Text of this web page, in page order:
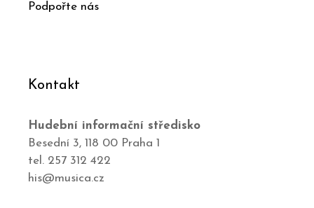
Podpořte nás
Kontakt
Hudební informační středisko
Besední 3, 118 00 Praha 1
tel. 257 312 422
his@musica.cz